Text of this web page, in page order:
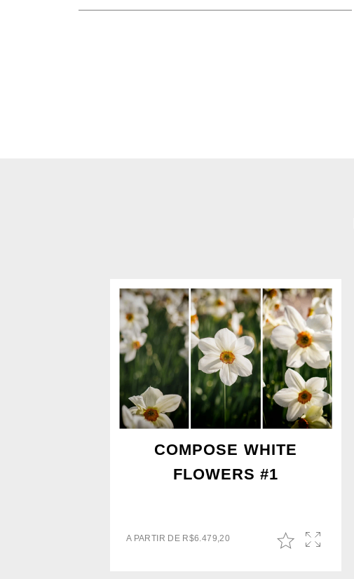
COMPOSE WHITE
FLOWERS #1
A PARTIR DE R$6.479,20